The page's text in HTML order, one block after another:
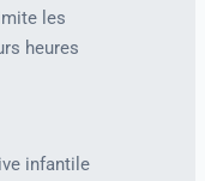
les
heures
infantile